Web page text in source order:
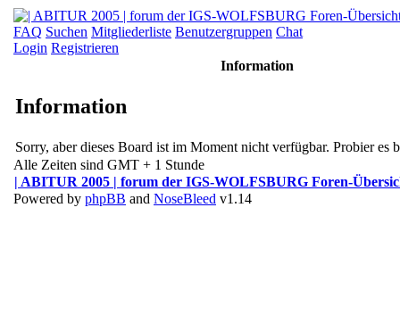
FAQ Suchen Mitgliederliste Benutzergruppen Chat
Login Registrieren
Information
Information
Sorry, aber dieses Board ist im Moment nicht verfügbar. Probier es
Alle Zeiten sind GMT + 1 Stunde
| ABITUR 2005 | forum der IGS-WOLFSBURG Foren-
Powered by phpBB and NoseBleed v1.14